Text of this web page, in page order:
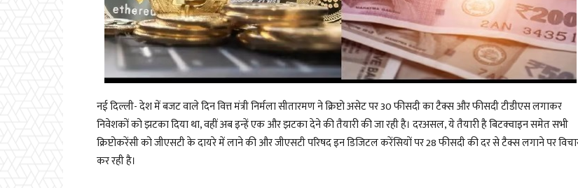
नई दिल्ली- देश में बजट वाले दिन वित्त मंत्री निर्मला सीतारमण ने क्रिप्टो असेट पर 30 फीसदी का टैक्स और फीसदी टीडीएस लगाकर
निवेशकों को झटका दिया था, वहीं अब इन्हें एक और झटका देने की तैयारी की जा रही है। दरअसल, ये तैयारी है बिटक्वाइन समेत सभी
क्रिप्टोकरेंसी को जीएसटी के दायरे में लाने की और जीएसटी परिषद इन डिजिटल करेंसियों पर 28 फीसदी की दर से टैक्स लगाने पर
कर रही है।